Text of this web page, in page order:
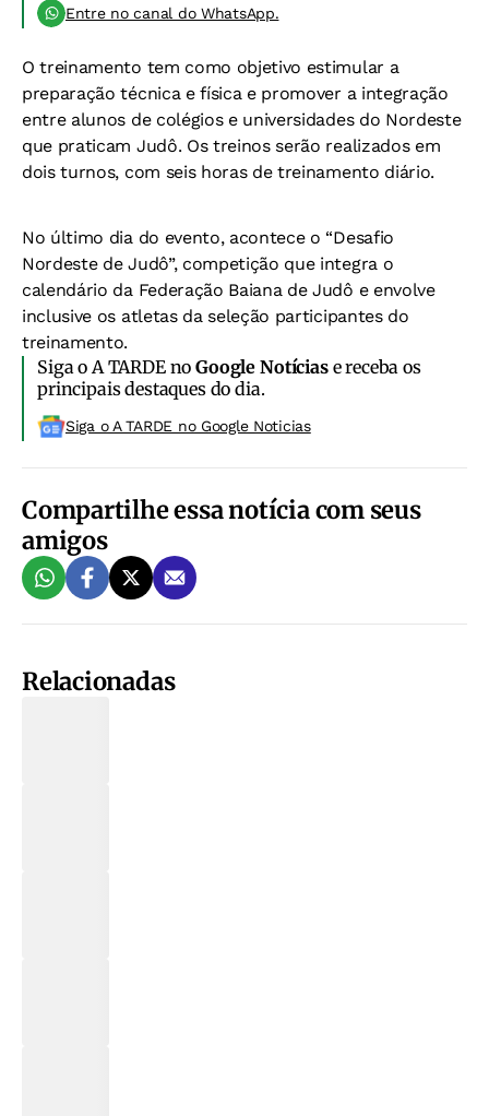
Entre no canal do WhatsApp.
O treinamento tem como objetivo estimular a
preparação técnica e física e promover a integração
entre alunos de colégios e universidades do Nordeste
que praticam Judô. Os treinos serão realizados em
dois turnos, com seis horas de treinamento diário.
No último dia do evento, acontece o “Desafio
Nordeste de Judô”, competição que integra o
calendário da Federação Baiana de Judô e envolve
inclusive os atletas da seleção participantes do
treinamento.
Siga o A TARDE noGoogle Notíciase receba os
principais destaques do dia.
Siga o A TARDE no Google Noticias
Compartilhe essa notícia com seus
amigos
Relacionadas